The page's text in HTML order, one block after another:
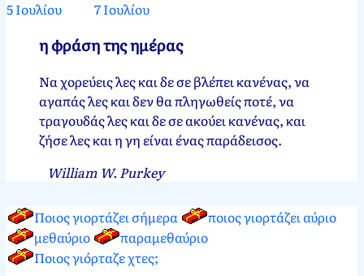
Ιουλίου,
5 Ιουλίου 7 Ιουλίου
η φράση της ημέρας
Να χορεύεις λες και δε σε βλέπει κανένας, να
αγαπάς λες και δεν θα πληγωθείς ποτέ, να
τραγουδάς λες και δε σε ακούει κανένας, και
ζήσε λες και η γη είναι ένας παράδεισος.
William W. Purkey
Ποιος γιορτάζει σήμερα
ποιος γιορτάζει αύριο
μεθαύριο
παραμεθαύριο
Ποιος γιόρταζε χτες;